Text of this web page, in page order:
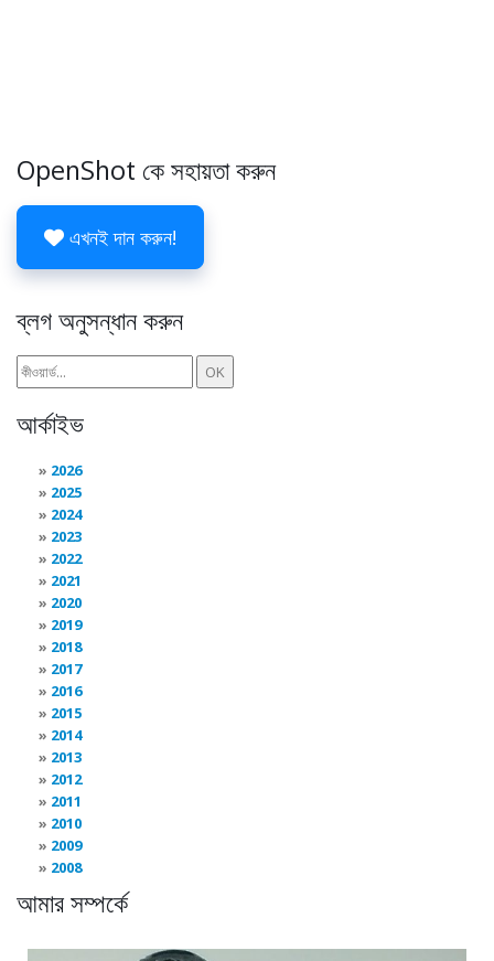
OpenShot কে সহায়তা করুন
এখনই দান করুন!
ব্লগ অনুসন্ধান করুন
আর্কাইভ
2026
2025
2024
2023
2022
2021
2020
2019
2018
2017
2016
2015
2014
2013
2012
2011
2010
2009
2008
আমার সম্পর্কে